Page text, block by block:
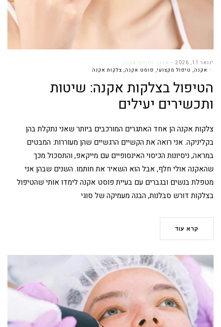
ינואר 11, 2026
אקנה ופוסט אקנה
אקנה, טיפול מקצועי, פוסט אקנה, צלקות אקנה
הטיפול בצלקות אקנה: שיטות
ותכשירים יעילים
צלקות אקנה הן אחד האתגרים המורכבים ביותר שאני נתקלת בהן
בקליניקה. אני רואה את הקשיים הרגשיים שהן מעוררות: המבטים
במראה, ניסיונות הכיסוי האינסופיים עם מייקאפ, והתסכול מכך
שהאקנה אולי חלף, אבל הוא השאיר את חותמו. השנים שבהן אני
מטפלת בנשים ובגברים עם בעיית פוסט אקנה לימדו אותי שהטיפול
בצלקות דורש סבלנות, הבנה מעמיקה של סוגי
קרא עוד